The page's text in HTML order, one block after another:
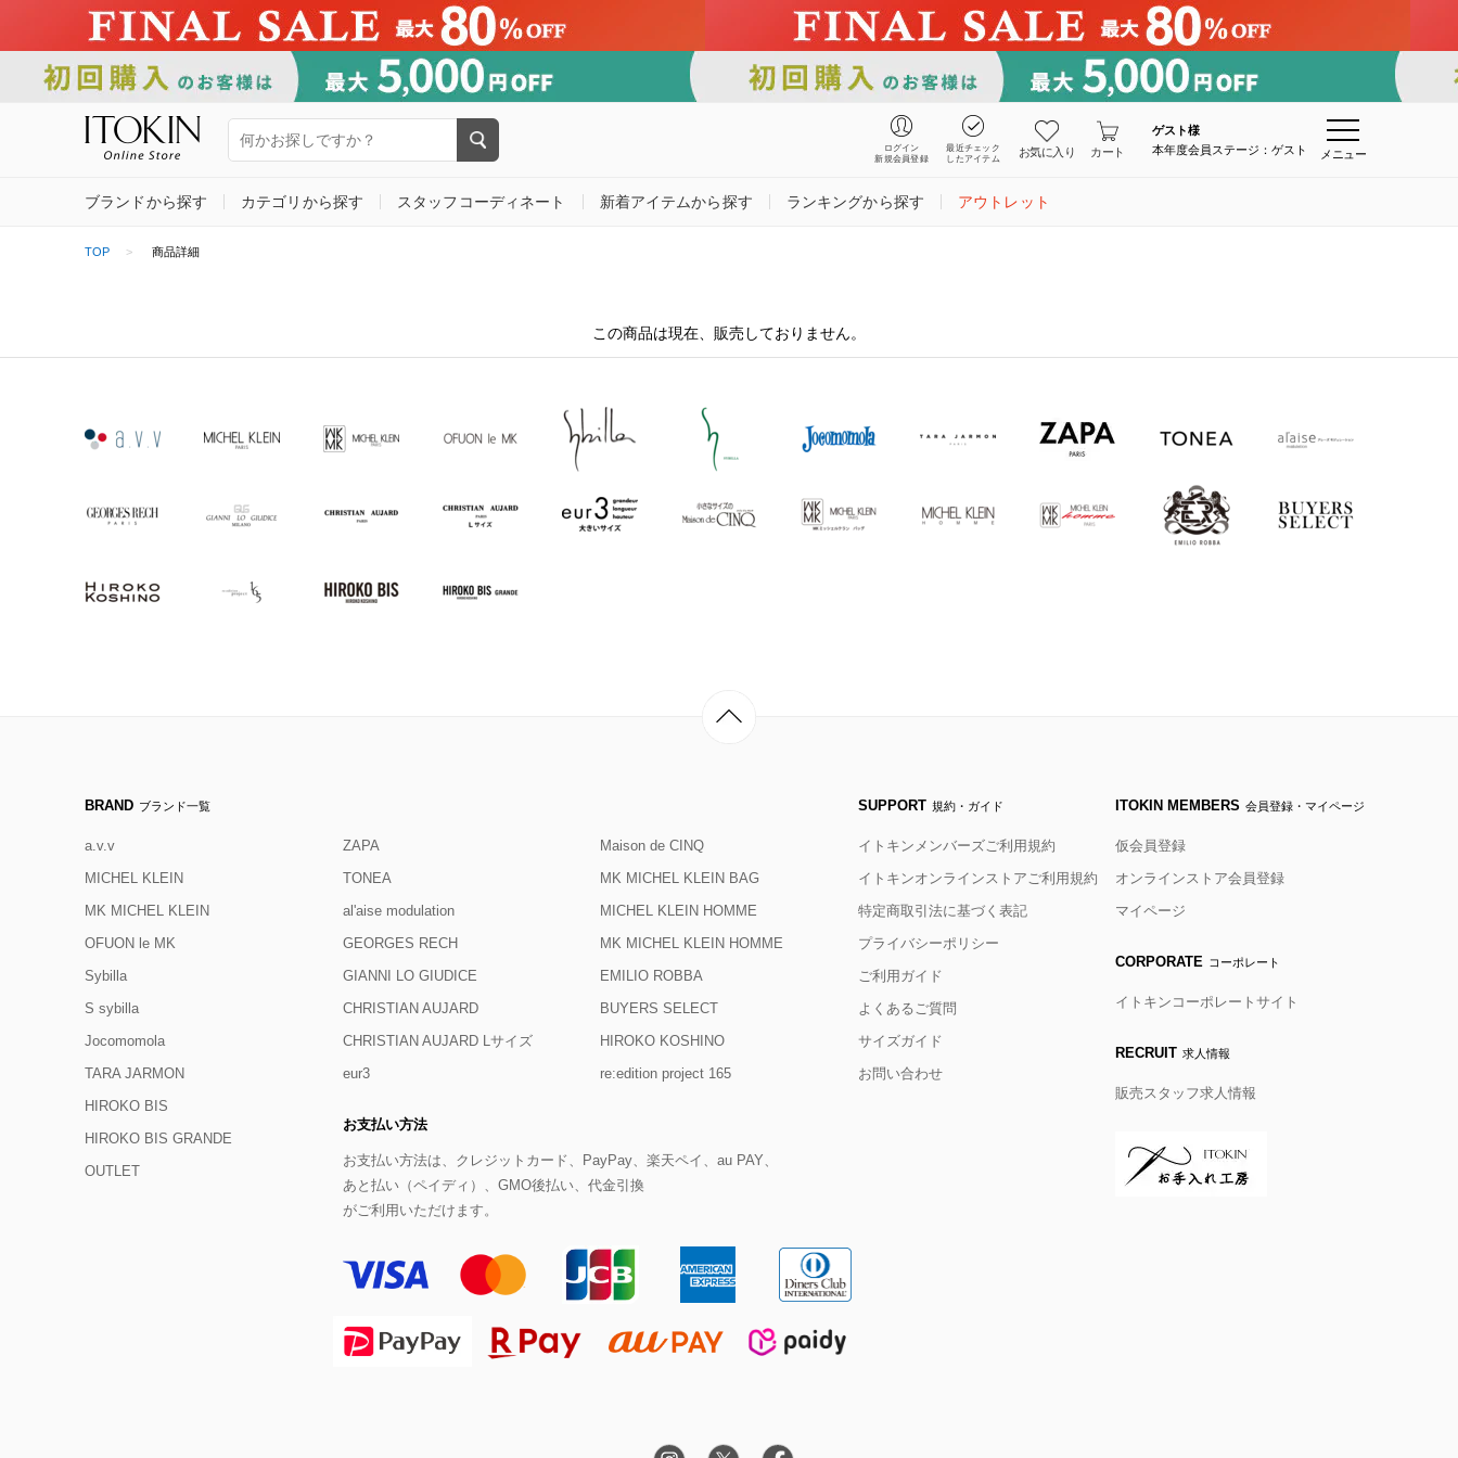
ログイン
新規会員登録
最近チェック
したアイテム
お気に入り カート
ゲスト様
本年度会員ステージ：ゲスト
メニュー
ブランドから探す カテゴリから探す スタッフコーディネート 新着アイテムから探す ランキングから探す アウトレット
TOP 商品詳細
この商品は現在、販売しておりません。
BRAND ブランド一覧
a.v.v
MICHEL KLEIN
MK MICHEL KLEIN
OFUON le MK
Sybilla
S sybilla
Jocomomola
TARA JARMON
ZAPA
TONEA
al'aise modulation
GEORGES RECH
GIANNI LO GIUDICE
CHRISTIAN AUJARD
CHRISTIAN AUJARD Lサイズ
eur3
Maison de CINQ
MK MICHEL KLEIN BAG
MICHEL KLEIN HOMME
MK MICHEL KLEIN HOMME
EMILIO ROBBA
BUYERS SELECT
HIROKO KOSHINO
re:edition project 165
HIROKO BIS
HIROKO BIS GRANDE
OUTLET
お支払い方法
お支払い方法は、クレジットカード、PayPay、楽天ペイ、au PAY、
あと払い（ペイディ）、GMO後払い、代金引換
がご利用いただけます。
SUPPORT 規約・ガイド
イトキンメンバーズご利用規約
イトキンオンラインストアご利用規約
特定商取引法に基づく表記
プライバシーポリシー
ご利用ガイド
よくあるご質問
サイズガイド
お問い合わせ
ITOKIN MEMBERS 会員登録・マイページ
仮会員登録
オンラインストア会員登録
マイページ
CORPORATE コーポレート
イトキンコーポレートサイト
RECRUIT 求人情報
販売スタッフ求人情報